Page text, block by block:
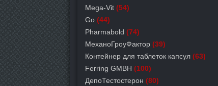
Mega-Vit (54)
Go (44)
Pharmabold (74)
МеханоГроуФактор (39)
Контейнер для таблеток капсул (63)
Ferring GMBH (100)
ДепоТестостерон (80)